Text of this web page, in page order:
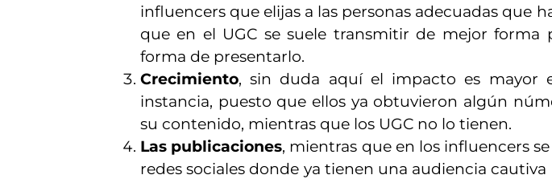
influencers que elijas a las personas adecuadas que
que en el UGC se suele transmitir de mejor
forma de presentarlo.
Crecimiento, sin duda aquí el impacto es mayor
instancia, puesto que ellos ya obtuvieron algún
su contenido, mientras que los UGC no lo tienen.
Las publicaciones, mientras que en los influencers
redes sociales donde ya tienen una audiencia